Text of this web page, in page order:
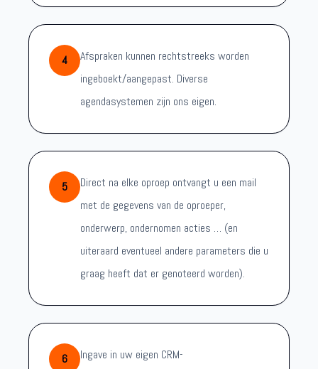
4
Afspraken kunnen rechtstreeks worden
ingeboekt/aangepast. Diverse
agendasystemen zijn ons eigen.
5
Direct na elke oproep ontvangt u een mail
met de gegevens van de oproeper,
onderwerp, ondernomen acties … (en
uiteraard eventueel andere parameters die u
graag heeft dat er genoteerd worden).
6
Ingave in uw eigen CRM-